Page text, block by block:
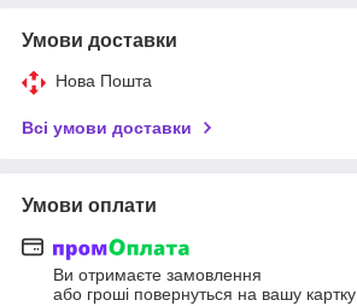
Умови доставки
Нова Пошта
Всі умови доставки
Умови оплати
Ви отримаєте замовлення
або гроші повернуться на вашу картку